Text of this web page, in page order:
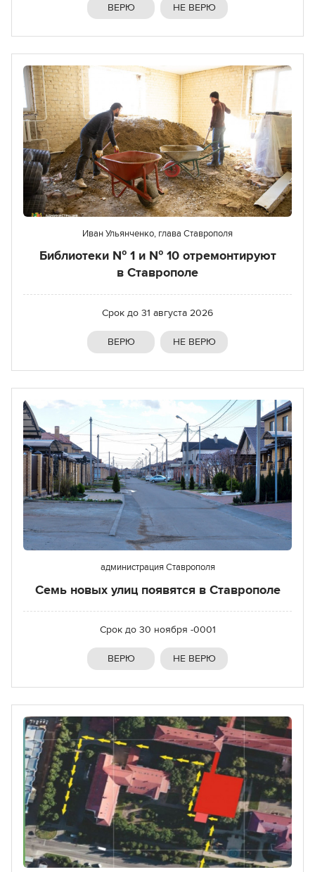
ВЕРЮ НЕ ВЕРЮ
Иван Ульянченко, глава Ставрополя
Библиотеки № 1 и № 10 отремонтируют
в Ставрополе
Срок до 31 августа 2026
ВЕРЮ НЕ ВЕРЮ
администрация Ставрополя
Семь новых улиц появятся в Ставрополе
Срок до 30 ноября -0001
ВЕРЮ НЕ ВЕРЮ